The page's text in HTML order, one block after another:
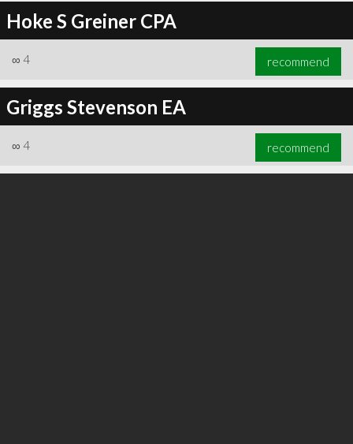
Hoke S Greiner CPA
∞ 4 recommend
Griggs Stevenson EA
∞ 4 recommend